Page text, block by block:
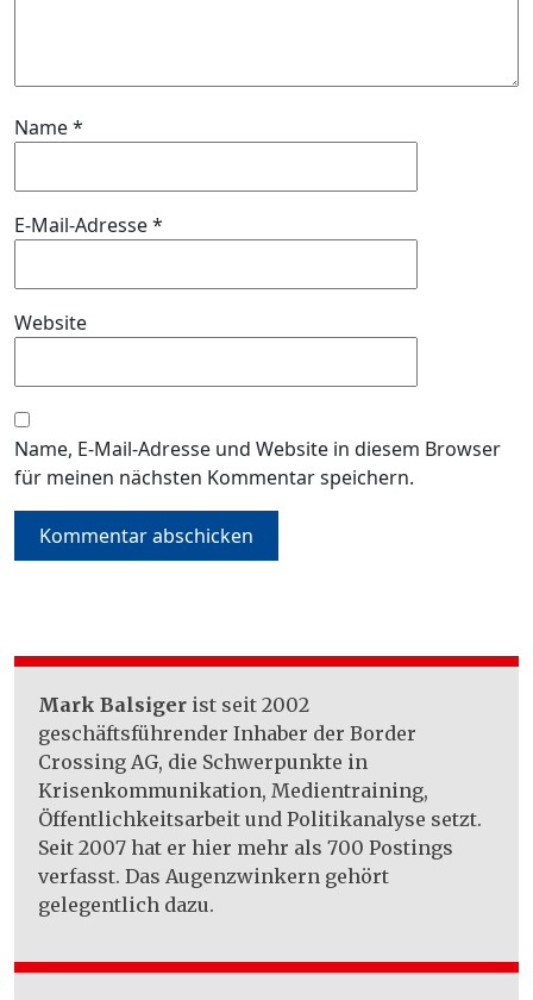
Name*
E-Mail-Adresse*
Website
Name, E-Mail-Adresse und Website in diesem Browser
für meinen nächsten Kommentar speichern.
Mark Balsiger ist seit 2002
geschäftsführender Inhaber der Border
Crossing AG, die Schwerpunkte in
Krisenkommunikation, Medientraining,
Öffentlichkeitsarbeit und Politikanalyse setzt.
Seit 2007 hat er hier mehr als 700 Postings
verfasst. Das Augenzwinkern gehört
gelegentlich dazu.